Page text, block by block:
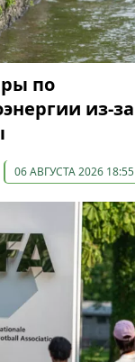
по
из-за
06 АВГУСТА 2026 18:55